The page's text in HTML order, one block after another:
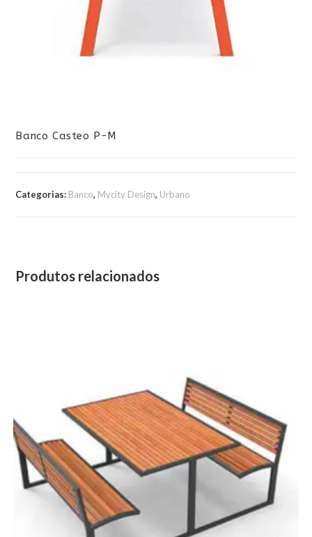
Banco Casteo P-M
Categorias: Banco, Mycity Design, Urbano
Produtos relacionados